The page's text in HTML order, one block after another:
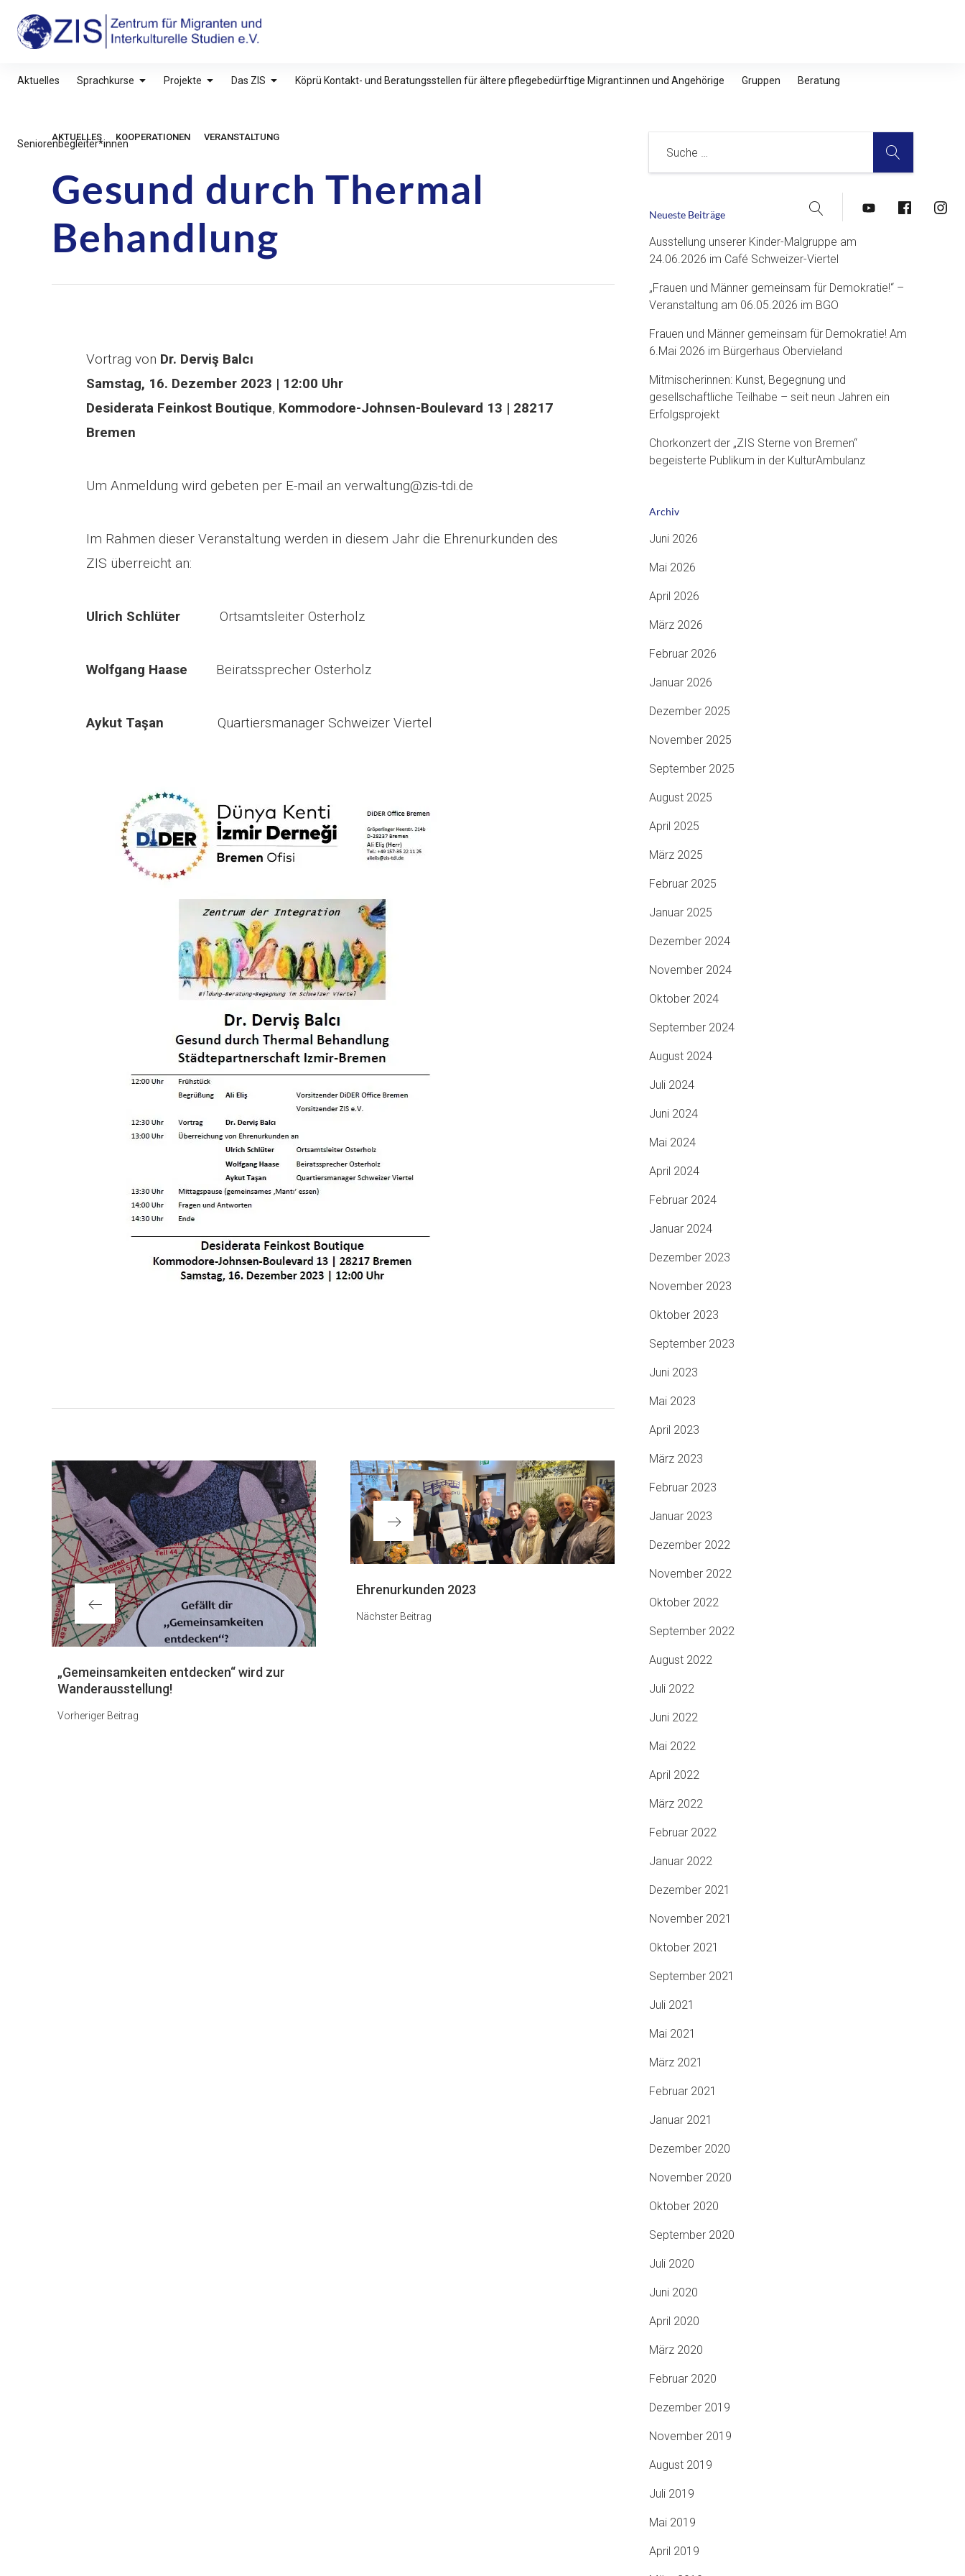
überspringen
ZIS – Zentrum für Migranten und Interkulturelle Studien e.V.
Aktuelles Sprachkurse Projekte Das ZIS Köprü Kontakt- und Beratungsstellen für ältere pflegebedürftige Migrant:innen und Angehörige Gruppen Beratung
Seniorenbegleiter*innen
Suche YouTubeFacebook
AKTUELLES KOOPERATIONEN VERANSTALTUNG
Gesund durch Thermal
Behandlung
Vortrag von Dr. Derviş Balcı
Samstag, 16. Dezember 2023 | 12:00 Uhr
Desiderata Feinkost Boutique, Kommodore-Johnsen-Boulevard 13 | 28217
Bremen
Um Anmeldung wird gebeten per E-mail an verwaltung@zis-tdi.de
Im Rahmen dieser Veranstaltung werden in diesem Jahr die Ehrenurkunden des
ZIS überreicht an:
Ulrich Schlüter Ortsamtsleiter Osterholz
Wolfgang Haase Beiratssprecher Osterholz
Aykut Taşan Quartiersmanager Schweizer Viertel
Nächster
Ehrenurkunden 2023
Nächster Beitrag
Vorheriger
Beitrag
„Gemeinsamkeiten entdecken“ wird zur
Wanderausstellung!
Vorheriger Beitrag
Neueste Beiträge
Ausstellung unserer Kinder-Malgruppe am
24.06.2026 im Café Schweizer-Viertel
„Frauen und Männer gemeinsam für Demokratie!“ –
Veranstaltung am 06.05.2026 im BGO
Frauen und Männer gemeinsam für Demokratie! Am
6.Mai 2026 im Bürgerhaus Obervieland
Mitmischerinnen: Kunst, Begegnung und
gesellschaftliche Teilhabe – seit neun Jahren ein
Erfolgsprojekt
Chorkonzert der „ZIS Sterne von Bremen“
begeisterte Publikum in der KulturAmbulanz
Archiv
Juni 2026
Mai 2026
April 2026
März 2026
Februar 2026
Januar 2026
Dezember 2025
November 2025
September 2025
August 2025
April 2025
März 2025
Februar 2025
Januar 2025
Dezember 2024
November 2024
Oktober 2024
September 2024
August 2024
Juli 2024
Juni 2024
Mai 2024
April 2024
Februar 2024
Januar 2024
Dezember 2023
November 2023
Oktober 2023
September 2023
Juni 2023
Mai 2023
April 2023
März 2023
Februar 2023
Januar 2023
Dezember 2022
November 2022
Oktober 2022
September 2022
August 2022
Juli 2022
Juni 2022
Mai 2022
April 2022
März 2022
Februar 2022
Januar 2022
Dezember 2021
November 2021
Oktober 2021
September 2021
Juli 2021
Mai 2021
März 2021
Februar 2021
Januar 2021
Dezember 2020
November 2020
Oktober 2020
September 2020
Juli 2020
Juni 2020
April 2020
März 2020
Februar 2020
Dezember 2019
November 2019
August 2019
Juli 2019
Mai 2019
April 2019